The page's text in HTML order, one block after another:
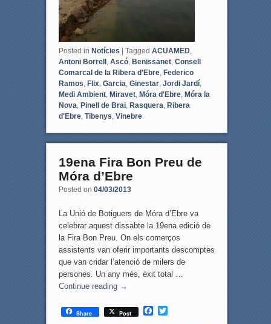
Posted in Notícies Tagged ACUAMED,
Antoni Borrell , Ascó, Benissanet, Consell
Comarcal de la Ribera d'Ebre, Federico
Ramos, Flix, Garcia, Ginestar, Jordi Jardí,
Medi Ambient, Miravet, Móra d'Ebre, Móra la
Nova, Pinell de Brai, Rasquera, Ribera
d'Ebre, Tibenys, Vinebre
19ena Fira Bon Preu de
Móra d’Ebre
Posted on 04/03/2013
La Unió de Botiguers de Móra d’Ebre va
celebrar aquest dissabte la 19ena edició de
la Fira Bon Preu. On els comerços
assistents van oferir importants descomptes
que van cridar l’atenció de milers de
persones. Un any més, èxit total …
Continue reading →
Share Post
F
T